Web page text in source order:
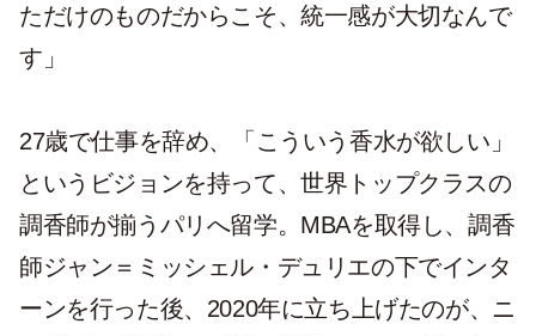
ただけのものだからこそ、統一感が大切なんで
す」
27歳で仕事を辞め、「こういう香水が欲しい」
というビジョンを持って、世界トップクラスの
調香師が揃うパリへ留学。MBAを取得し、調香
師ジャン＝ミッシェル・デュリエの下でインタ
ーンを行った後、2020年に立ち上げたのが、ニ